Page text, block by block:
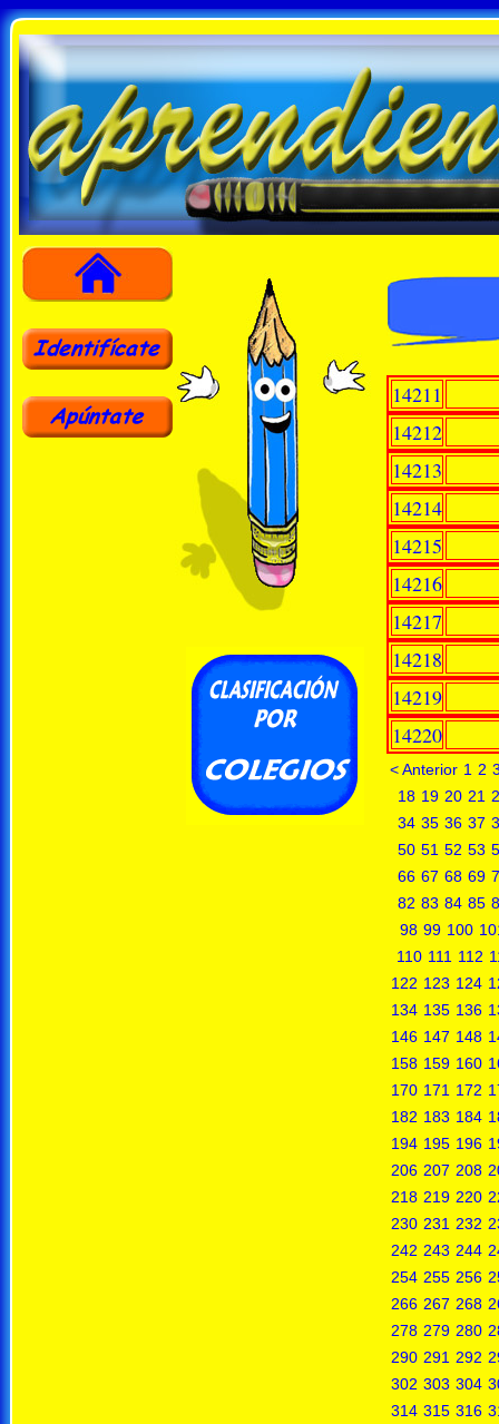
14211
14212
14213
14214
14215
14216
14217
14218
14219
14220
< Anterior 1 2
18 19 20 21
34 35 36 37
50 51 52 53
66 67 68 69
82 83 84 85
98 99 100
110 111 112
122 123 124
134 135 136
146 147 148
158 159 160
170 171 172
182 183 184
194 195 196
206 207 208
218 219 220
230 231 232
242 243 244
254 255 256
266 267 268
278 279 280
290 291 292
302 303 304
314 315 316